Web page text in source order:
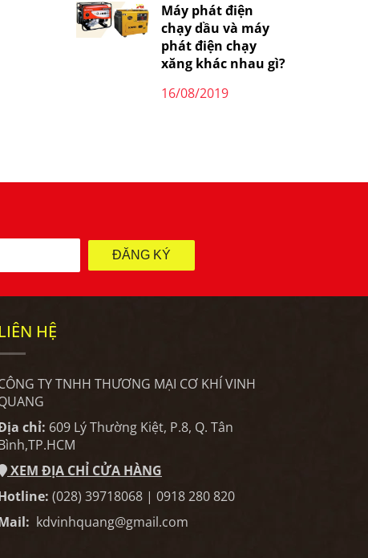
Máy phát điện
chạy dầu và máy
phát điện chạy
xăng khác nhau gì?
16/08/2019
ĐĂNG KÝ
LIÊN HỆ
TY TNHH THƯƠNG MẠI CƠ KHÍ VINH
chỉ: 609 Lý Thường Kiệt, P.8, Q. Tân
XEM ĐỊA CHỈ CỬA HÀNG
(028) 39718068 | 0918 280 820
kdvinhquang@gmail.com